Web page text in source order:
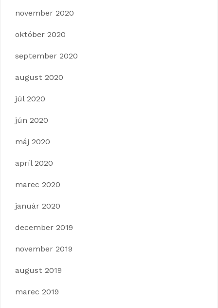
november 2020
október 2020
september 2020
august 2020
júl 2020
jún 2020
máj 2020
apríl 2020
marec 2020
január 2020
december 2019
november 2019
august 2019
marec 2019